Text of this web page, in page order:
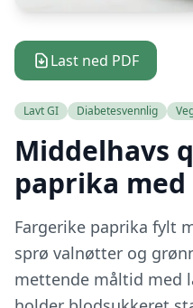
Last ned PDF
Lavt GI Diabetesvennlig
Middelhavs
paprika
Fargerike paprika fylt
sprø valnøtter og
mettende måltid med